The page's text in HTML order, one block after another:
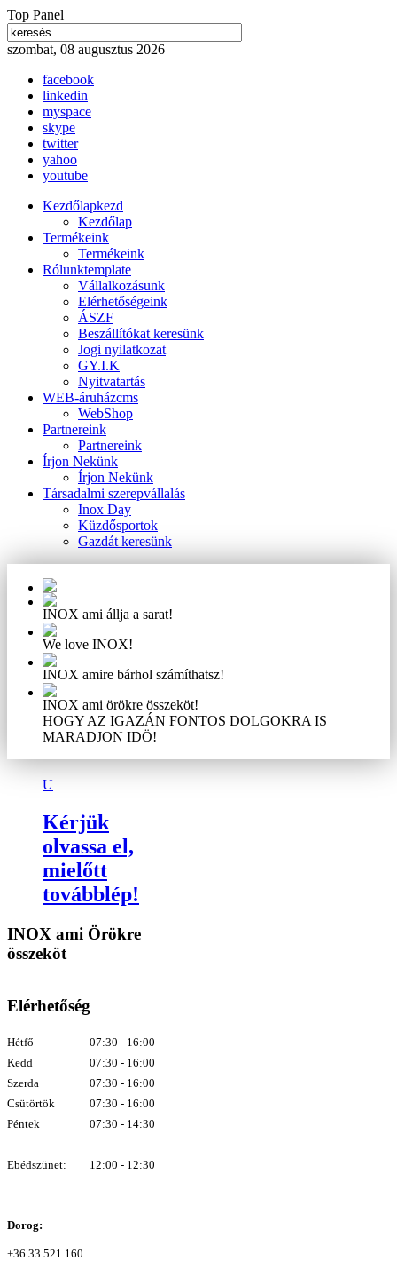
Top Panel
szombat, 08 augusztus 2026
facebook
linkedin
myspace
skype
twitter
yahoo
youtube
Kezdőlapkezd
Kezdőlap
Termékeink
Termékeink
Rólunktemplate
Vállalkozásunk
Elérhetőségeink
ÁSZF
Beszállítókat keresünk
Jogi nyilatkozat
GY.I.K
Nyitvatartás
WEB-áruházcms
WebShop
Partnereink
Partnereink
Írjon Nekünk
Írjon Nekünk
Társadalmi szerepvállalás
Inox Day
Küzdősportok
Gazdát keresünk
INOX ami állja a sarat!
We love INOX!
INOX amire bárhol számíthatsz!
INOX ami örökre összeköt!
HOGY AZ IGAZÁN FONTOS DOLGOKRA IS
MARADJON IDÖ!
U
Kérjük
olvassa el,
mielőtt
továbblép!
INOX ami Örökre
összeköt
Elérhetőség
Hétfő
07:30 - 16:00
Kedd
07:30 - 16:00
Szerda
07:30 - 16:00
Csütörtök
07:30 - 16:00
Péntek
07:30 - 14:30
Ebédszünet: 12:00 - 12:30
Dorog:
+36 33 521 160